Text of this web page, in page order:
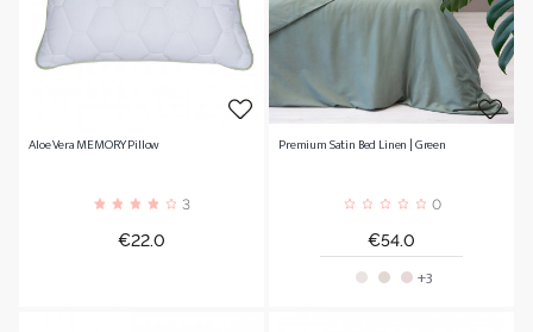
Aloe Vera MEMORY Pillow
3
Price
€22.0
Premium Satin Bed Linen | Green
0
Price
€54.0
+3